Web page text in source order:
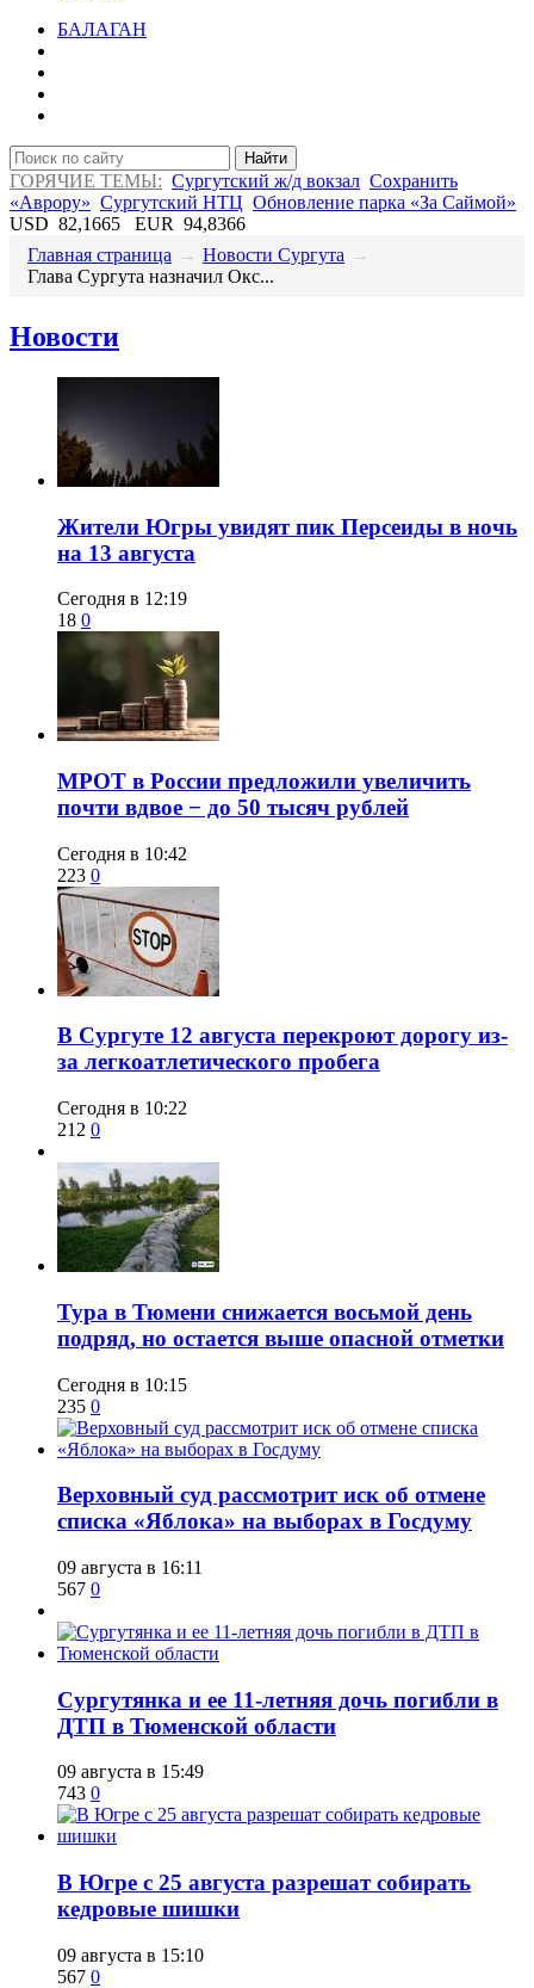
БАЛАГАН
Найти
ГОРЯЧИЕ ТЕМЫ: Сургутский ж/д вокзал Сохранить
«Аврору» Сургутский НТЦ Обновление парка «За Саймой»
USD 82,1665 EUR 94,8366
Главная страница → Новости Сургута →
Глава Сургута назначил Окс...
Новости
​Жители Югры увидят пик Персеиды в ночь
на 13 августа
Сегодня в 12:19
18 0
МРОТ в России предложили увеличить
почти вдвое − до 50 тысяч рублей
Сегодня в 10:42
223 0
В Сургуте 12 августа перекроют дорогу из-
за легкоатлетического пробега
Сегодня в 10:22
212 0
Тура в Тюмени снижается восьмой день
подряд, но остается выше опасной отметки
Сегодня в 10:15
235 0
​Верховный суд рассмотрит иск об отмене
списка «Яблока» на выборах в Госдуму
09 августа в 16:11
567 0
Сургутянка и ее 11-летняя дочь погибли в
ДТП в Тюменской области
09 августа в 15:49
743 0
​В Югре с 25 августа разрешат собирать
кедровые шишки
09 августа в 15:10
567 0